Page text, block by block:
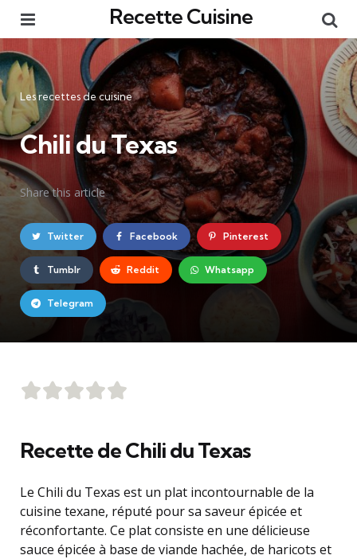
Recette Cuisine
Catégories
Les recettes de cuisine
Chili du Texas
Share this article
Twitter Facebook Pinterest
Tumblr Reddit Whatsapp
Telegram
Recette de Chili du Texas
Le Chili du Texas est un plat incontournable de la
cuisine texane, réputé pour sa saveur épicée et
réconfortante. Ce plat consiste en une délicieuse
sauce épicée à base de viande hachée, de haricots et